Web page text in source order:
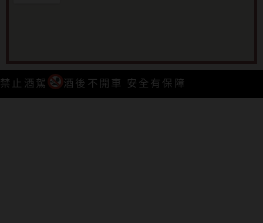
禁止酒駕 酒後不開車 安全有保障